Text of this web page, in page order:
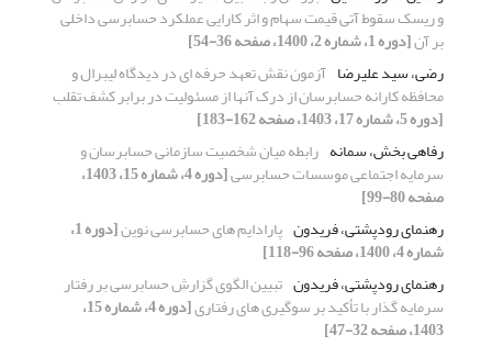
و ریسک سقوط آتی قیمت سهام و اثر کارایی عملکرد حسابرسی داخلی
بر آن[دوره 1، شماره 2، 1400، صفحه 36-54]
رضی، سید علیرضا آزمون نقش تعهد حرفه ای در دیدگاه لیبرال و
محافظه کارانه حسابرسان از درک آنها از مسئولیت در برابر کشف تقلب
[دوره 5، شماره 17، 1403، صفحه 162-183]
رفاهی بخش، سمانه رابطه میان شخصیت سازمانی حسابرسان و
سرمایه اجتماعی موسسات حسابرسی [دوره 4، شماره 15، 1403،
صفحه 80-99]
رهنمای رودپشتی، فریدون پارادایم های حسابرسی نوین [دوره 1،
شماره 4، 1400، صفحه 96-118]
رهنمای رودپشتی، فریدون تبیین الگوی گزارش حسابرسی بر رفتار
سرمایه گذار با تأکید بر سوگیری های رفتاری [دوره 4، شماره 15،
1403، صفحه 32-47]